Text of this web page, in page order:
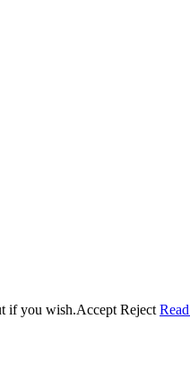
if you wish.Accept Reject